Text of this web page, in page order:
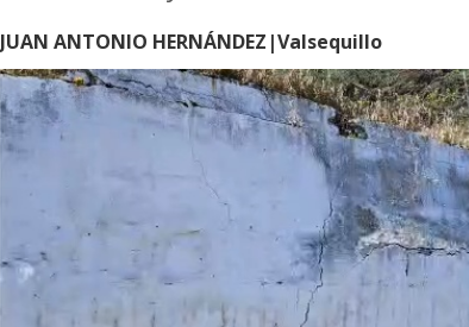
JUAN ANTONIO HERNÁNDEZ|Valsequillo